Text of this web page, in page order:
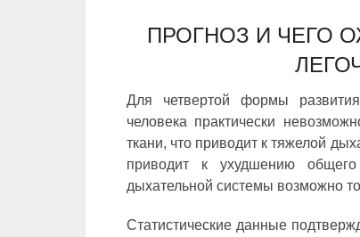
ПРОГНОЗ И ЧЕГО
Для четвертой формы
человека практически
ткани, что приводит к тяжелой
приводит к ухудшению общего
дыхательной системы возможно
Статистические данные